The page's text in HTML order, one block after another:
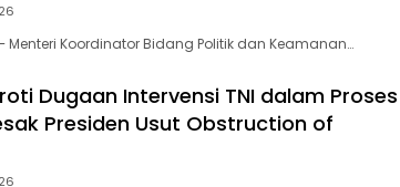
Menteri Koordinator Bidang Politik dan Keamanan…
Dugaan Intervensi TNI dalam Proses
Presiden Usut Obstruction of